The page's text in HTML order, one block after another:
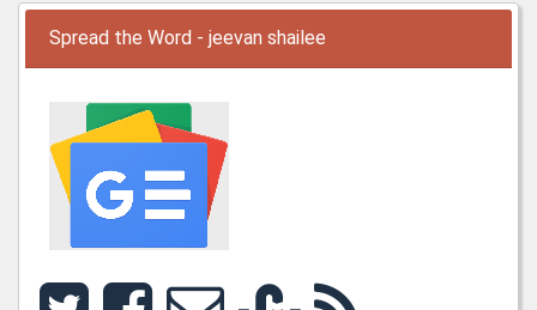
Spread the Word - jeevan shailee